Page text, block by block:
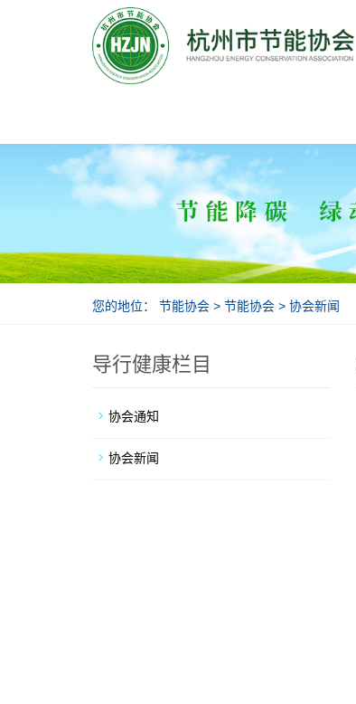
节能协会
您的地位： 节能协会 > 节能协会 > 协会新闻
导行健康栏目
协会通知
协会新闻